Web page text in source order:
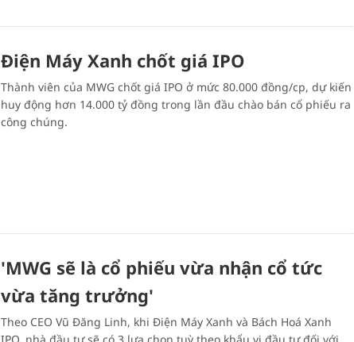
Điện Máy Xanh chốt giá IPO
Thành viên của MWG chốt giá IPO ở mức 80.000 đồng/cp, dự kiến
huy động hơn 14.000 tỷ đồng trong lần đầu chào bán cổ phiếu ra
công chúng.
'MWG sẽ là cổ phiếu vừa nhận cổ tức
vừa tăng trưởng'
Theo CEO Vũ Đăng Linh, khi Điện Máy Xanh và Bách Hoá Xanh
IPO, nhà đầu tư sẽ có 3 lựa chọn tuỳ theo khẩu vị đầu tư đối với